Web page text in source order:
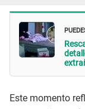
Este momento